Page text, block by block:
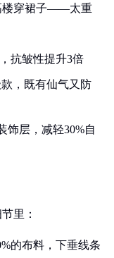
楼穿裙子——太重
抗皱性提升3倍
，既有仙气又防
饰层，减轻30%自
里：
的布料，下垂线条